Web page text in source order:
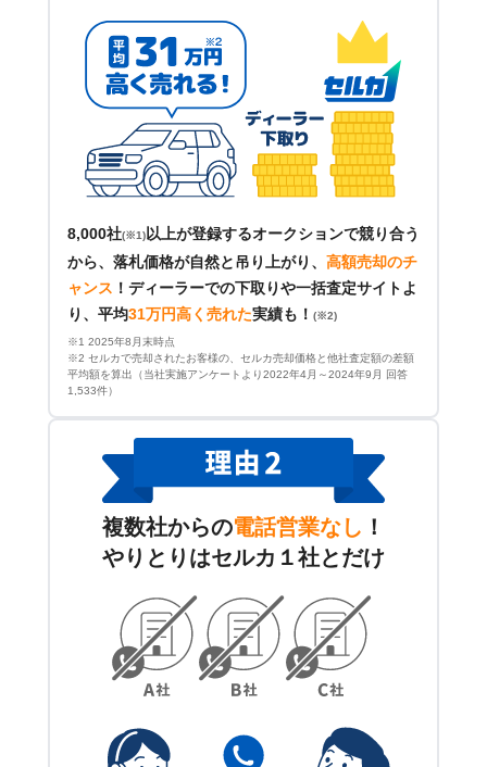
8,000社(※1) 以上が登録するオークションで競り合う
から、落札価格が自然と吊り上がり、 高額売却のチ
ャンス ！ ディーラーでの下取りや一括査定サイトよ
り、平均31万円高く売れた実績も！ (※2)
※1 2025年8月末時点
※2 セルカで売却されたお客様の、セルカ売却価格と他社査定額の差額
平均額を算出（当社実施アンケートより2022年4月～2024年9月 回答
1,533件）
複数社からの電話営業なし ！
やりとりはセルカ１社とだけ